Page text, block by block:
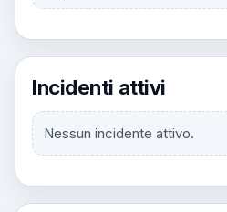
Incidenti attivi
Nessun incidente attivo.